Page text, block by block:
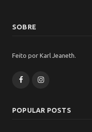
SOBRE
Feito por Karl Jeaneth.
FacebookInstagram
POPULAR POSTS